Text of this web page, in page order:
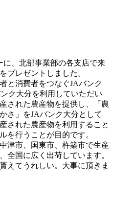
、北部事業部の各支店で来
プレゼントしました。
と消費者をつなぐJAバンク
ク大分を利用していただい
された農産物を提供し、「農
さ」をJAバンク大分として
された農産物を利用すること
を行うことが目的です。
津市、国東市、杵築市で生産
全国に広く出荷しています。
えてうれしい。大事に頂きま